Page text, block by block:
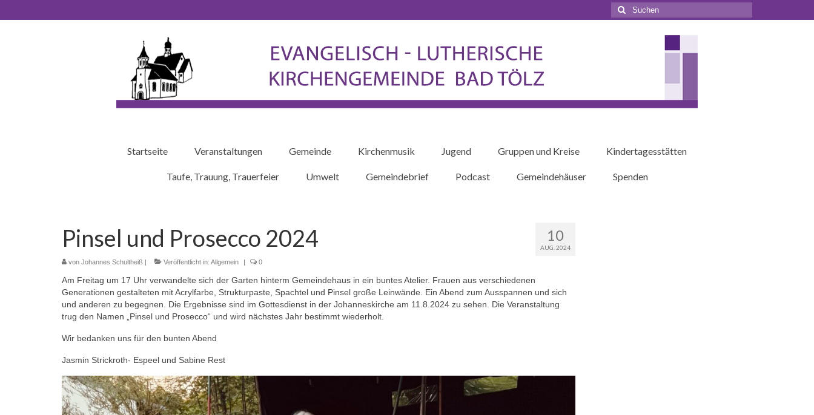
Suchen
nach:
Startseite Veranstaltungen Gemeinde Kirchenmusik Jugend Gruppen und Kreise Kindertagesstätten
Taufe, Trauung, Trauerfeier Umwelt Gemeindebrief Podcast Gemeindehäuser Spenden
10
AUG. 2024
Pinsel und Prosecco 2024
von Johannes Schultheiß | Veröffentlicht in: Allgemein | 0
Am Freitag um 17 Uhr verwandelte sich der Garten hinterm Gemeindehaus in ein buntes Atelier. Frauen aus verschiedenen
Generationen gestalteten mit Acrylfarbe, Strukturpaste, Spachtel und Pinsel große Leinwände. Ein Abend zum Ausspannen und sich
und anderen zu begegnen. Die Ergebnisse sind im Gottesdienst in der Johanneskirche am 11.8.2024 zu sehen. Die Veranstaltung
trug den Namen „Pinsel und Prosecco“ und wird nächstes Jahr bestimmt wiederholt.
Wir bedanken uns für den bunten Abend
Jasmin Strickroth- Espeel und Sabine Rest